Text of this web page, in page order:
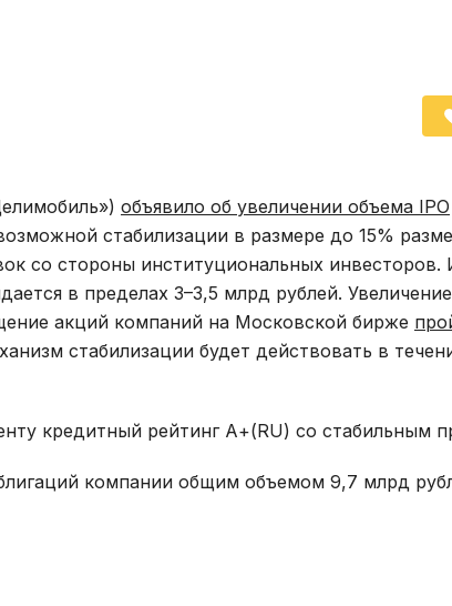
объявило об увеличении объема IPO
стабилизации в размере до 15%
со стороны институциональных инвесторов.
в пределах 3–3,5 млрд рублей.
акций компаний на Московской бирже
стабилизации будет действовать в
кредитный рейтинг А+(RU) со стабильным
компании общим объемом 9,7 млрд